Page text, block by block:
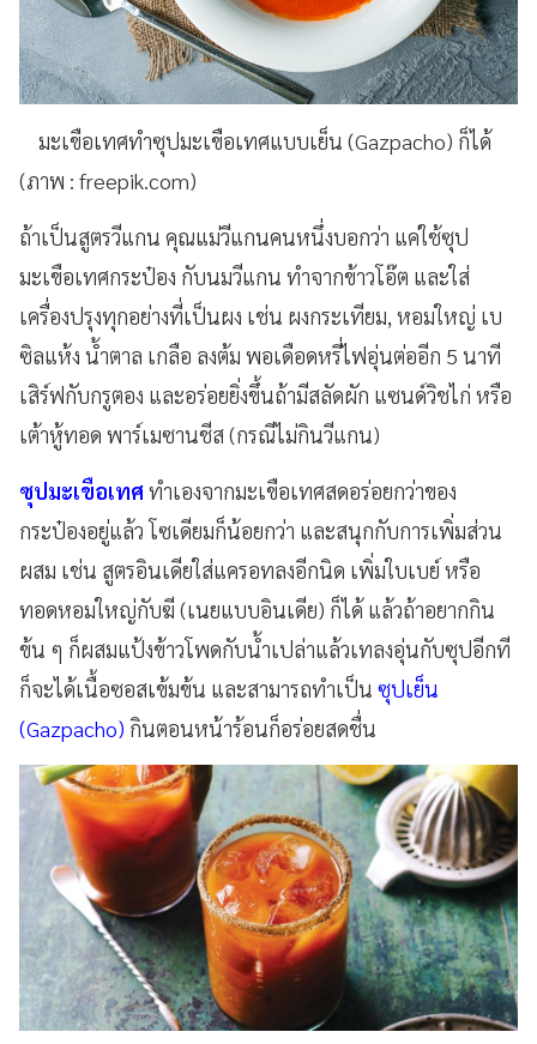
มะเขือเทศทำซุปมะเขือเทศแบบเย็น (Gazpacho) ก็ได้
(ภาพ : freepik.com)
ถ้าเป็นสูตรวีแกน คุณแม่วีแกนคนหนึ่งบอกว่า แค่ใช้ซุป
มะเขือเทศกระป๋อง กับนมวีแกน ทำจากข้าวโอ๊ต และใส่
เครื่องปรุงทุกอย่างที่เป็นผง เช่น ผงกระเทียม, หอมใหญ่ เบ
ซิลแห้ง น้ำตาล เกลือ ลงต้ม พอเดือดหรี่ไฟอุ่นต่ออีก 5 นาที
เสิร์ฟกับกรูตอง และอร่อยยิ่งขึ้นถ้ามีสลัดผัก แซนด์วิชไก่ หรือ
เต้าหู้ทอด พาร์เมซานชีส (กรณีไม่กินวีแกน)
ซุปมะเขือเทศทำเองจากมะเขือเทศสดอร่อยกว่าของ
กระป๋องอยู่แล้ว โซเดียมก็น้อยกว่า และสนุกกับการเพิ่มส่วน
ผสม เช่น สูตรอินเดียใส่แครอทลงอีกนิด เพิ่มใบเบย์ หรือ
ทอดหอมใหญ่กับฆี (เนยแบบอินเดีย) ก็ได้ แล้วถ้าอยากกิน
ข้น ๆ ก็ผสมแป้งข้าวโพดกับน้ำเปล่าแล้วเทลงอุ่นกับซุปอีกที
ก็จะได้เนื้อซอสเข้มข้น และสามารถทำเป็น ซุปเย็น
(Gazpacho) กินตอนหน้าร้อนก็อร่อยสดชื่น